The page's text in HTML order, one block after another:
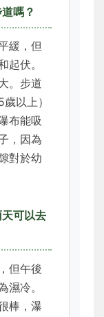
嗎？
緩，但
起伏。
。步道
以上）
布能吸
，因為
對於幼
可以去
但午後
濕冷。
棒，瀑